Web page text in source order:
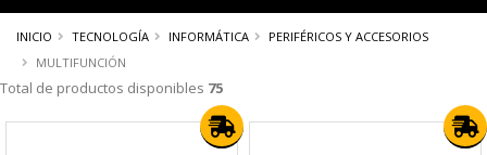
INICIO TECNOLOGÍA INFORMÁTICA
PERIFÉRICOS Y ACCESORIOS
MULTIFUNCIÓN
Total de productos disponibles 75